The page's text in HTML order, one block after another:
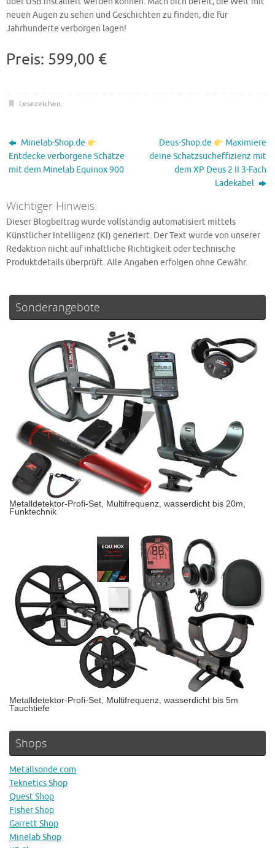
neuen Augen zu sehen und Geschichten zu finden, die für
Jahrhunderte verborgen lagen!
Preis: 599,00 €
Lesezeichen.
Minelab-Shop.de
Entdecke verborgene Schätze
mit dem Minelab Equinox 900
Deus-Shop.de
Maximiere
deine Schatzsucheffizienz mit
dem XP Deus 2 II 3-Fach
Ladekabel
Wichtiger Hinweis:
Dieser Blogbeitrag wurde vollständig automatisiert mittels
Künstlicher Intelligenz (KI) generiert. Der Text wurde von unserer
Redaktion nicht auf inhaltliche Richtigkeit oder technische
Produktdetails überprüft. Alle Angaben erfolgen ohne Gewähr.
Sonderangebote
Metalldetektor-Profi-Set, Multifrequenz, wasserdicht bis 20m,
Funktechnik
Metalldetektor-Profi-Set, Multifrequenz, wasserdicht bis 5m
Tauchtiefe
Shops
Metallsonde.com
Teknetics Shop
Quest Shop
Fisher Shop
Garrett Shop
Minelab Shop